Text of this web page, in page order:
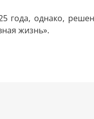
года, однако,
жизнь».